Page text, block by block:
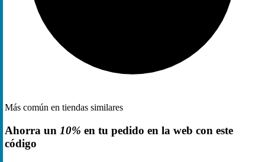
Más común en tiendas similares
Ahorra un 10% en tu pedido en la web con este
código